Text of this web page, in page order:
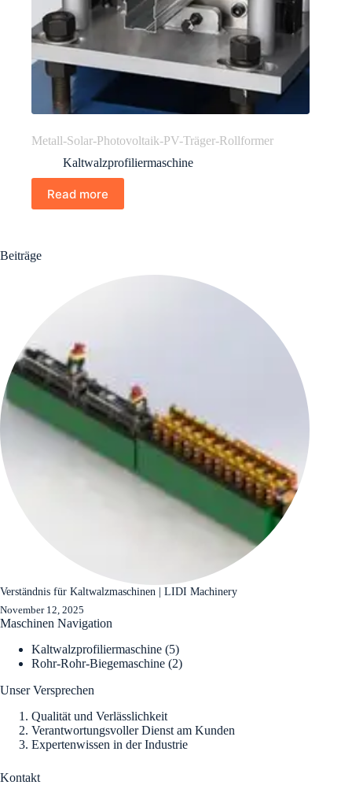
Metall-Solar-Photovoltaik-PV-Träger-Rollformer
Kaltwalzprofiliermaschine
Read more
Beiträge
Verständnis für Kaltwalzmaschinen | LIDI Machinery
November 12, 2025
Maschinen Navigation
Kaltwalzprofiliermaschine 55
products
Rohr-Rohr-Biegemaschine 22
Unser Versprechen
Qualität und Verlässlichkeit
Verantwortungsvoller Dienst am Kunden
Expertenwissen in der Industrie
Kontakt